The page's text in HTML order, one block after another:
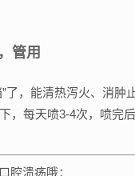
管用
，能清热泻火、消肿
，每天喷3-4次，喷完
腔溃疡哦：